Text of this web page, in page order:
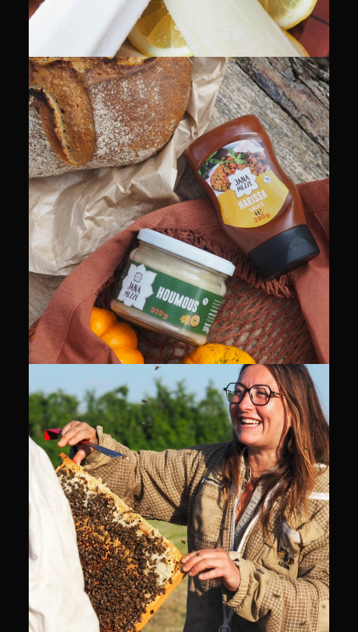
PACKSHOT RECETTES
PACKSHOT COMMUNITY MANAGEMENT